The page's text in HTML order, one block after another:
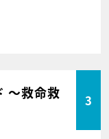
～救命救
3